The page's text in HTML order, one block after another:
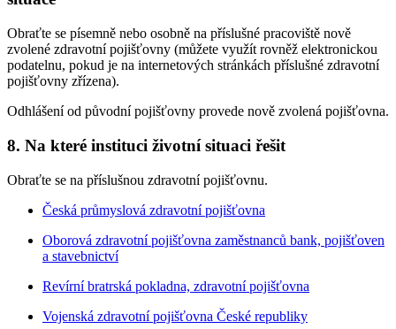
Obraťte se písemně nebo osobně na příslušné pracoviště nově
zvolené zdravotní pojišťovny (můžete využít rovněž elektronickou
podatelnu, pokud je na internetových stránkách příslušné zdravotní
pojišťovny zřízena).
Odhlášení od původní pojišťovny provede nově zvolená pojišťovna.
8. Na které instituci životní situaci řešit
Obraťte se na příslušnou zdravotní pojišťovnu.
Česká průmyslová zdravotní pojišťovna
Oborová zdravotní pojišťovna zaměstnanců bank, pojišťoven
a stavebnictví
Revírní bratrská pokladna, zdravotní pojišťovna
Vojenská zdravotní pojišťovna České republiky